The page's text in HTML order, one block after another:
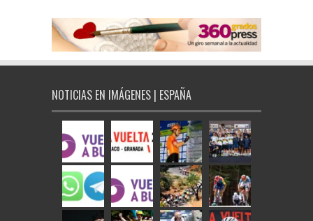
NOTICIAS EN IMÁGENES | ESPAÑA